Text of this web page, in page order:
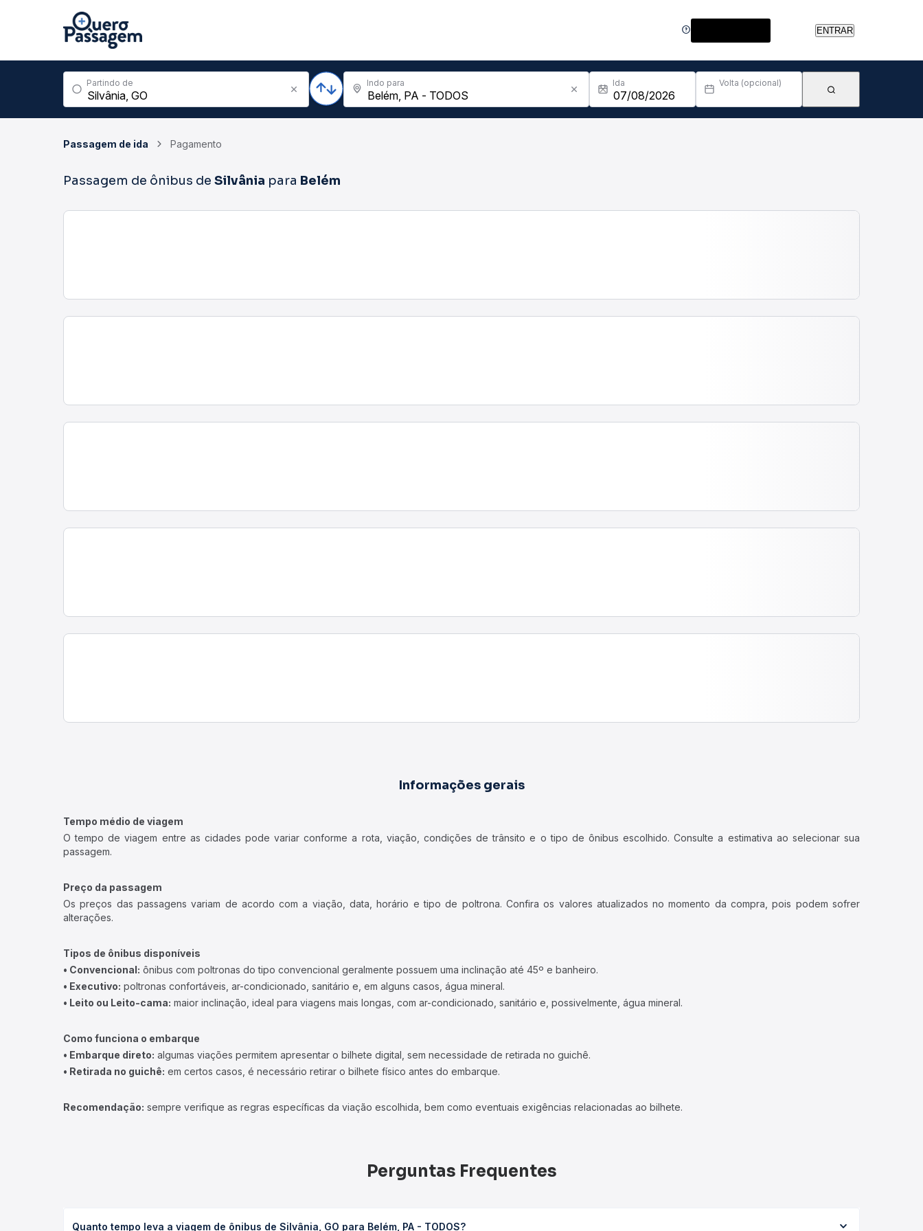
ENTRAR
Partindo de Indo para Ida Volta (opcional)
Passagem de ida Pagamento
Passagem de ônibus de Silvânia para Belém
Informações gerais
Tempo médio de viagem
O tempo de viagem entre as cidades pode variar conforme a rota, viação, condições de trânsito e o tipo de ônibus escolhido. Consulte a estimativa ao selecionar sua
passagem.
Preço da passagem
Os preços das passagens variam de acordo com a viação, data, horário e tipo de poltrona. Confira os valores atualizados no momento da compra, pois podem sofrer
alterações.
Tipos de ônibus disponíveis
• Convencional: ônibus com poltronas do tipo convencional geralmente possuem uma inclinação até 45º e banheiro.
• Executivo: poltronas confortáveis, ar-condicionado, sanitário e, em alguns casos, água mineral.
• Leito ou Leito-cama: maior inclinação, ideal para viagens mais longas, com ar-condicionado, sanitário e, possivelmente, água mineral.
Como funciona o embarque
• Embarque direto: algumas viações permitem apresentar o bilhete digital, sem necessidade de retirada no guichê.
• Retirada no guichê: em certos casos, é necessário retirar o bilhete físico antes do embarque.
Recomendação: sempre verifique as regras específicas da viação escolhida, bem como eventuais exigências relacionadas ao bilhete.
Perguntas Frequentes
Quanto tempo leva a viagem de ônibus de Silvânia, GO para Belém, PA - TODOS?